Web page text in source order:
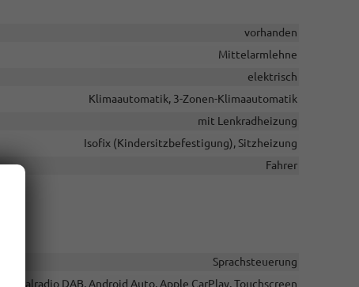
vorhanden
Mittelarmlehne
elektrisch
Klimaautomatik, 3-Zonen-Klimaautomatik
mit Lenkradheizung
Isofix (Kindersitzbefestigung), Sitzheizung
Fahrer
Sprachsteuerung
DAB, Android Auto, Apple CarPlay, Touchscreen